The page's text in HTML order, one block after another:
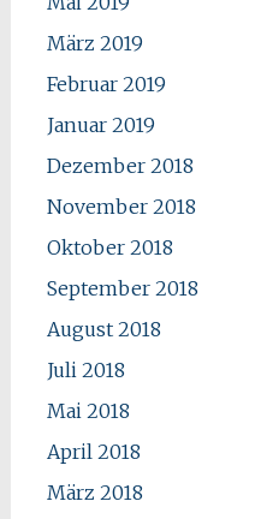
März 2019
Februar 2019
Januar 2019
Dezember 2018
November 2018
Oktober 2018
September 2018
August 2018
Juli 2018
Mai 2018
April 2018
März 2018